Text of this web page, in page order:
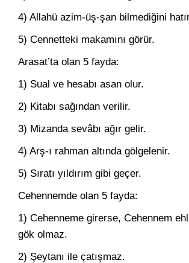
4) Allahü azim-üş-şan bilmediğini
5) Cennetteki makamını görür.
Arasat’ta olan 5 fayda:
1) Sual ve hesabı asan olur.
2) Kitabı sağından verilir.
3) Mizanda sevâbı ağır gelir.
4) Arş-ı rahman altında gölgelenir.
5) Sıratı yıldırım gibi geçer.
Cehennemde olan 5 fayda:
1) Cehenneme girerse, Cehennem
gök olmaz.
2) Şeytanı ile çatışmaz.